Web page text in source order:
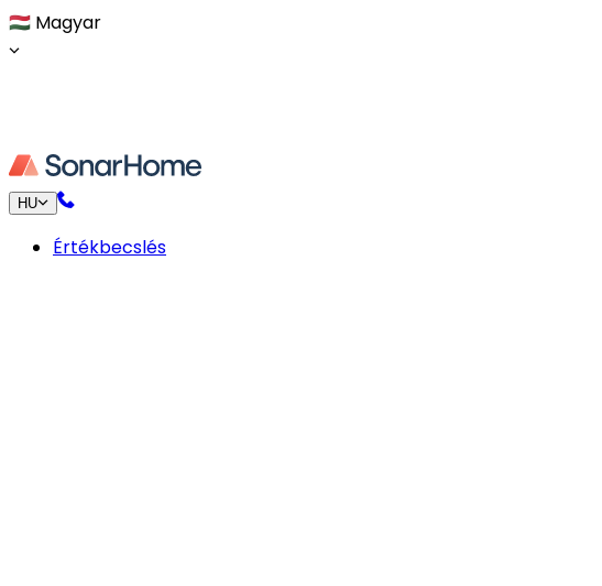
🇭🇺 Magyar
HU
Értékbecslés